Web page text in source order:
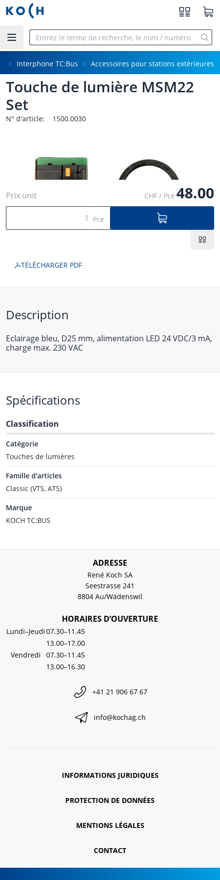
Aller au contenu principal
Interphone TC:Bus Accessoires pour stations extérieures
Touche de lumière MSM22
Set
N° d'article: 1500.0030
Prix unit CHF / Pce 48.00
Pce
TÉLÉCHARGER PDF
Description
Eclairage bleu, D25 mm, alimentation LED 24 VDC/3 mA,
charge max. 230 VAC
Spécifications
Classification
Catégorie
Touches de lumières
Famille d'articles
Classic (VTS, ATS)
Marque
KOCH TC:BUS
ADRESSE
René Koch SA
Seestrasse 241
8804 Au/Wädenswil
HORAIRES D’OUVERTURE
Lundi–Jeudi07.30–11.45
13.00–17.00
Vendredi
07.30–11.45
13.00–16.30
+41 21 906 67 67
info@kochag.ch
INFORMATIONS JURIDIQUES
PROTECTION DE DONNÉES
MENTIONS LÉGALES
CONTACT